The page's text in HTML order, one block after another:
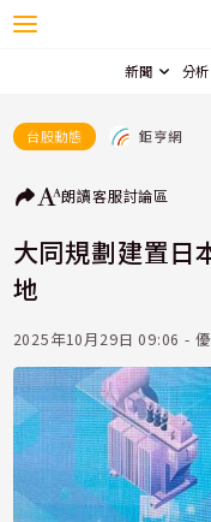
新聞 分析
台股動態 鉅亨網
朗讀客服討論區
大同規劃建置日
地
2025年10月29日 09:06 -